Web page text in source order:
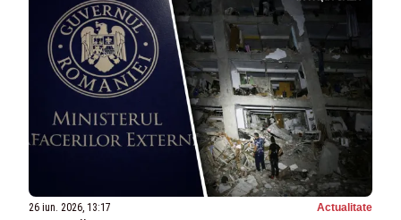
26 iun. 2026, 13:17 Actualitate